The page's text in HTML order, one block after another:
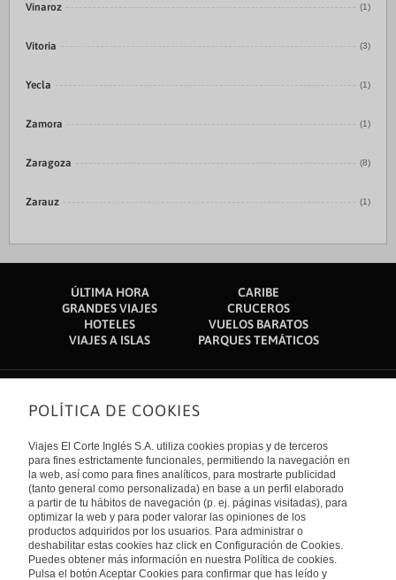
Vinaroz (1)
Vitoria (3)
Yecla (1)
Zamora (1)
Zaragoza (8)
Zarauz (1)
ÚLTIMA HORA
CARIBE
GRANDES VIAJES
CRUCEROS
HOTELES
VUELOS BARATOS
VIAJES A ISLAS
PARQUES TEMÁTICOS
Sobre nosotros
Quiénes somos
Financiación
Sostenibilidad
Turismo accesible
Tarjeta El Corte Inglés
Trabaja con nosotros
El Corte Inglés
Canal Ético
Enlaces de interés
Guías de viaje
Catálogos
Auto check-in
Condiciones Generales
Política de privacidad
Política de cookies
Accesibilidad
Internacional
España
POLÍTICA DE COOKIES
Viajes El Corte Inglés S.A. utiliza cookies propias y de terceros
para fines estrictamente funcionales, permitiendo la navegación en
la web, así como para fines analíticos, para mostrarte publicidad
(tanto general como personalizada) en base a un perfil elaborado
a partir de tu hábitos de navegación (p. ej. páginas visitadas), para
optimizar la web y para poder valorar las opiniones de los
productos adquiridos por los usuarios. Para administrar o
deshabilitar estas cookies haz click en Configuración de Cookies.
Puedes obtener más información en nuestra Política de cookies.
Pulsa el botón Aceptar Cookies para confirmar que has leído y